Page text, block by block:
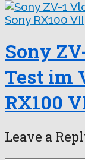
Sony
Test im
RX100
Leave a